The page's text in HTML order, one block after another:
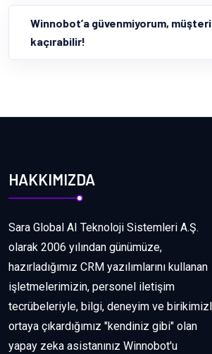
Winnobot’a güvenmiyorum,
kaçırabilir!
HAKKIMIZDA
Sara Global AI Teknoloji Sistemleri A.Ş.
olarak 2006 yılından günümüze,
hazırladığımız CRM yazılımlarını kullanan
işletmelerimizin, personel iletişim
tecrübeleriyle, bilgi, deneyim ve
ortaya çıkardığımız "kendiniz gibi" olan
yapay zeka asistanınız Winnobot'u